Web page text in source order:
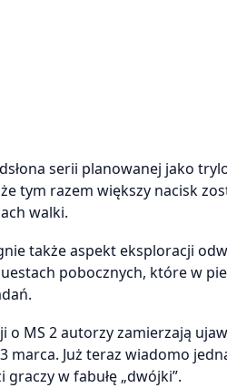
serii planowanej jako
tym razem większy nacisk
walki.
także aspekt eksploracji
pobocznych, które w
o MS 2 autorzy zamierzają
marca. Już teraz wiadomo
w fabułę „dwójki”.